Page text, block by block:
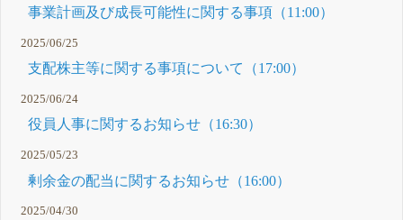
事業計画及び成長可能性に関する事項（11:00）
2025/06/25
支配株主等に関する事項について（17:00）
2025/06/24
役員人事に関するお知らせ（16:30）
2025/05/23
剰余金の配当に関するお知らせ（16:00）
2025/04/30